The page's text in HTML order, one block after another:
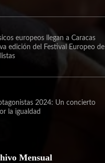
europeos llegan a Caracas
edición del Festival Europeo de
2024: Un concierto
la igualdad
Mensual